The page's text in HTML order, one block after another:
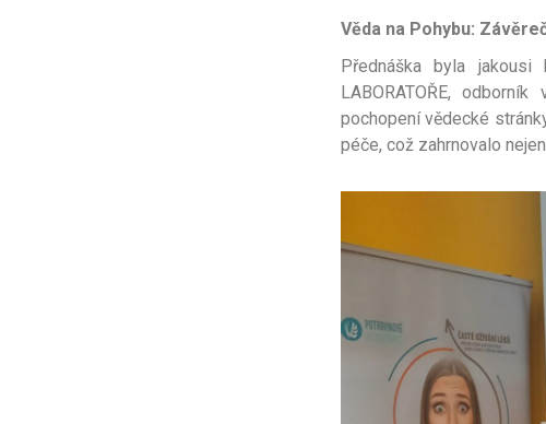
Věda na Pohybu:
Přednáška byla
LABORATOŘE,
pochopení vědecké
péče, což zahrnovalo